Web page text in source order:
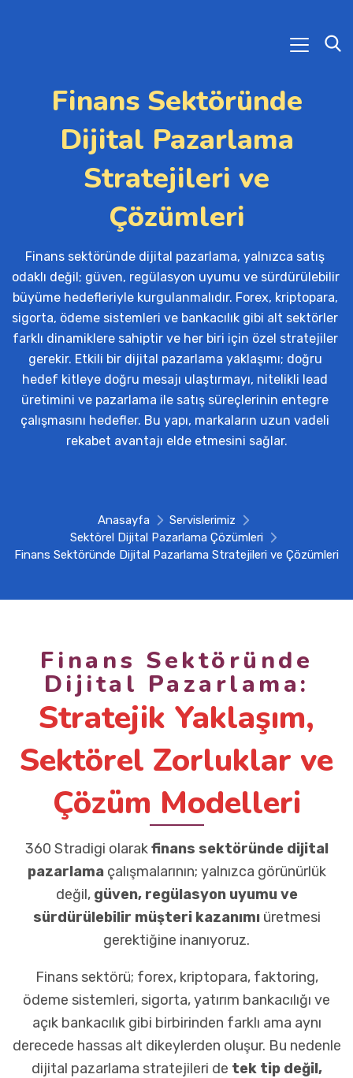
Finans Sektöründe
Dijital Pazarlama
Stratejileri ve
Çözümleri
Finans sektöründe dijital pazarlama, yalnızca satış
odaklı değil; güven, regülasyon uyumu ve sürdürülebilir
büyüme hedefleriyle kurgulanmalıdır. Forex, kriptopara,
sigorta, ödeme sistemleri ve bankacılık gibi alt sektörler
farklı dinamiklere sahiptir ve her biri için özel stratejiler
gerekir. Etkili bir dijital pazarlama yaklaşımı; doğru
hedef kitleye doğru mesajı ulaştırmayı, nitelikli lead
üretimini ve pazarlama ile satış süreçlerinin entegre
çalışmasını hedefler. Bu yapı, markaların uzun vadeli
rekabet avantajı elde etmesini sağlar.
Anasayfa
Servislerimiz
Sektörel Dijital Pazarlama Çözümleri
Finans Sektöründe Dijital Pazarlama Stratejileri ve Çözümleri
Finans Sektöründe
Dijital Pazarlama:
Stratejik Yaklaşım,
Sektörel Zorluklar ve
Çözüm Modelleri
360 Stradigi olarakfinans sektöründe dijital
pazarlamaçalışmalarının; yalnızca görünürlük
değil, güven, regülasyon uyumu ve
sürdürülebilir müşteri kazanımıüretmesi
gerektiğine inanıyoruz.
Finans sektörü; forex, kriptopara, faktoring,
ödeme sistemleri, sigorta, yatırım bankacılığı ve
açık bankacılık gibi birbirinden farklı ama aynı
derecede hassas alt dikeylerden oluşur. Bu nedenle
dijital pazarlama stratejileri de tek tip değil,